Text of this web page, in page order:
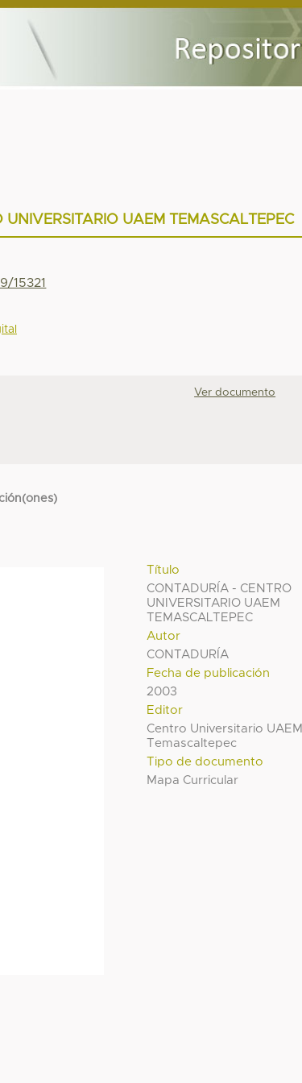
UAEM TEMASCALTEPEC
15321
Ver documento
Título
CONTADURÍA - CENTRO
UNIVERSITARIO UAEM
TEMASCALTEPEC
Autor
CONTADURÍA
Fecha de publicación
2003
Editor
Centro Universitario UAEM
Temascaltepec
Tipo de documento
Mapa Curricular